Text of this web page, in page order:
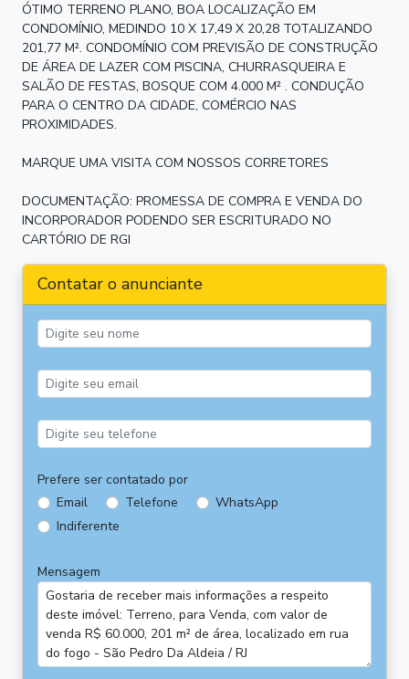
ÓTIMO TERRENO PLANO, BOA LOCALIZAÇÃO EM
CONDOMÍNIO, MEDINDO 10 X 17,49 X 20,28 TOTALIZANDO
201,77 M². CONDOMÍNIO COM PREVISÃO DE CONSTRUÇÃO
DE ÁREA DE LAZER COM PISCINA, CHURRASQUEIRA E
SALÃO DE FESTAS, BOSQUE COM 4.000 M² . CONDUÇÃO
PARA O CENTRO DA CIDADE, COMÉRCIO NAS
PROXIMIDADES.
MARQUE UMA VISITA COM NOSSOS CORRETORES
DOCUMENTAÇÃO: PROMESSA DE COMPRA E VENDA DO
INCORPORADOR PODENDO SER ESCRITURADO NO
CARTÓRIO DE RGI
Contatar o anunciante
Prefere ser contatado por
Email
Telefone
WhatsApp
Indiferente
Mensagem